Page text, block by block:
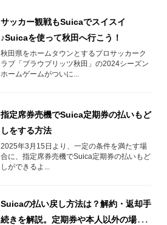
サッカー観戦もSuicaでスイスイ
♪Suicaを使って秋田へ行こう！
秋田県をホームタウンとするプロサッカーク
ラブ「ブラウブリッツ秋田」の2024シーズン
ホームゲームがついに...
指定席券売機でSuica定期券の払いもど
しをする方法
2025年3月15日より、一定の条件を満たす場
合に、指定席券売機でSuica定期券の払いもど
しができるよ...
Suicaの払い戻し方法は？解約・返却手
続きを解説。定期券や本人以外の場合